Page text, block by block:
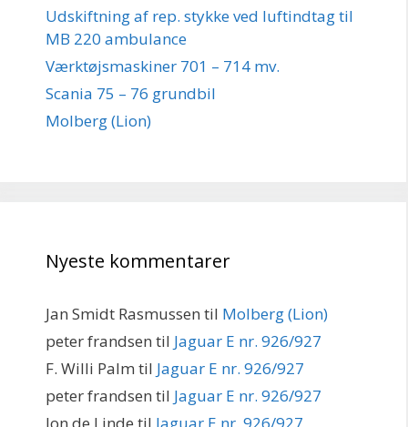
Udskiftning af rep. stykke ved luftindtag til
MB 220 ambulance
Værktøjsmaskiner 701 – 714 mv.
Scania 75 – 76 grundbil
Molberg (Lion)
Nyeste kommentarer
Jan Smidt Rasmussen til Molberg (Lion)
peter frandsen til Jaguar E nr. 926/927
F. Willi Palm til Jaguar E nr. 926/927
peter frandsen til Jaguar E nr. 926/927